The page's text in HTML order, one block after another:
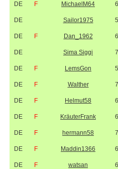
DE F MichaelM64
DE Sailor1975
DE F Dan_1962
DE Sima Siggi
DE F LemsGon
DE F Walther
DE F Helmut58
DE F KräuterFrank
DE F hermann58
DE F Maddin1366
DE F watsan